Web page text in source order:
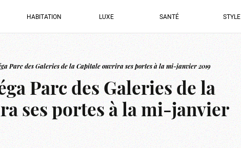
HABITATION LUXE SANTÉ STYLE
Parc des Galeries de la Capitale ouvrira ses portes à la mi-janvier 2019
Parc des Galeries de la
ses portes à la mi-janvier